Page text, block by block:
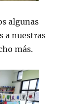
algunas
a nuestras
más.